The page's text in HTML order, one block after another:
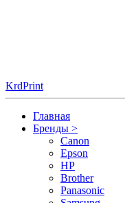
KrdPrint
Главная
Бренды >
Canon
Epson
HP
Brother
Panasonic